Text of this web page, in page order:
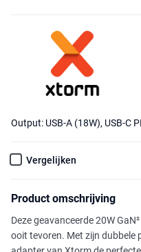
Output: USB-A (18W), USB-C
Vergelijken
Product omschrijving
Deze geavanceerde 20W
ooit tevoren. Met zijn dubbele